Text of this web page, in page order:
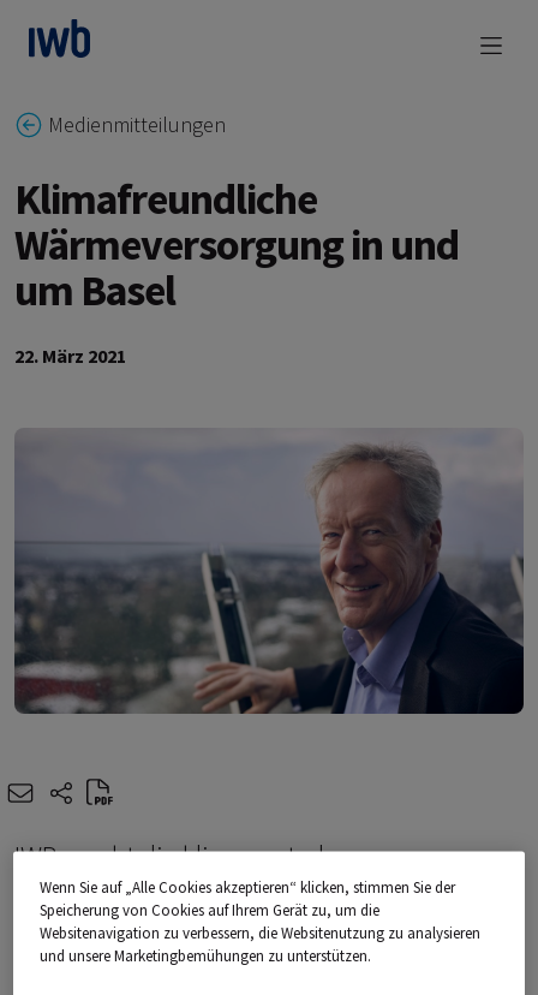
zum Main Content
Medienmitteilungen
Klimafreundliche
Wärmeversorgung in und
um Basel
22. März 2021
e-mailshare-icons
IWB macht die klimaneutrale
Wärmeversorgung zu einem Kernbestandteil
ihrer Strategie. In Basel ist der
Transformationsprozess schon sichtbar, doch
Wenn Sie auf „Alle Cookies akzeptieren“ klicken, stimmen Sie der
Speicherung von Cookies auf Ihrem Gerät zu, um die
Websitenavigation zu verbessern, die Websitenutzung zu analysieren
und unsere Marketingbemühungen zu unterstützen.